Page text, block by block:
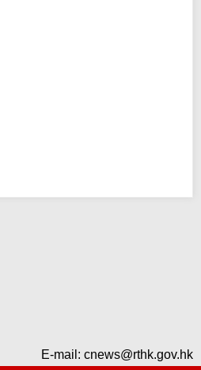
E-mail: cnews@rthk.gov.hk